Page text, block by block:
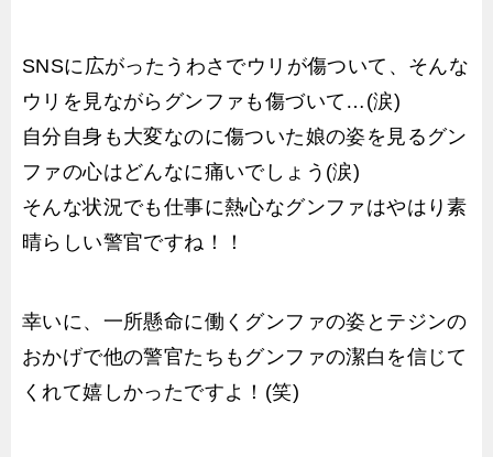
SNSに広がったうわさでウリが傷ついて、そんな
ウリを見ながらグンファも傷づいて…(涙)
自分自身も大変なのに傷ついた娘の姿を見るグン
ファの心はどんなに痛いでしょう(涙)
そんな状況でも仕事に熱心なグンファはやはり素
晴らしい警官ですね！！
幸いに、一所懸命に働くグンファの姿とテジンの
おかげで他の警官たちもグンファの潔白を信じて
くれて嬉しかったですよ！(笑)